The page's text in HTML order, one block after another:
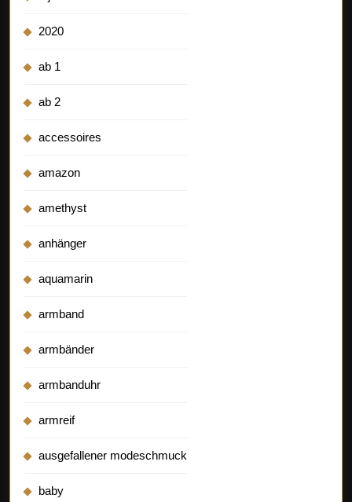
2020
ab 1
ab 2
accessoires
amazon
amethyst
anhänger
aquamarin
armband
armbänder
armbanduhr
armreif
ausgefallener modeschmuck
baby